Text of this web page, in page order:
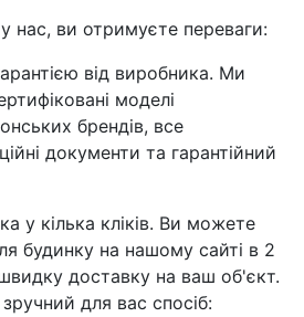
нас, ви отримуєте переваги:
від виробника. Ми
моделі
брендів, все
документи та гарантійний
у кілька кліків. Ви можете
будинку на нашому сайті в 2
доставку на ваш об'єкт.
для вас спосіб: